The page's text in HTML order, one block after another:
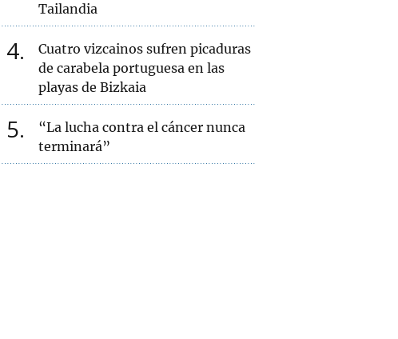
Tailandia
4
Cuatro vizcainos sufren picaduras
de carabela portuguesa en las
playas de Bizkaia
5
“La lucha contra el cáncer nunca
terminará”